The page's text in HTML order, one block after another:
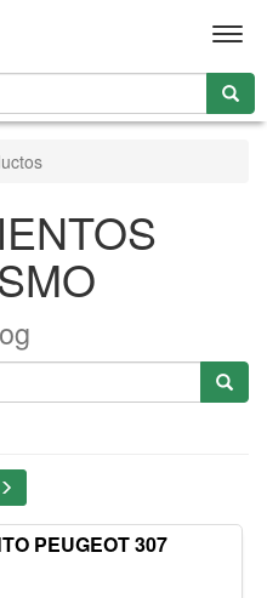
PEUGEOT 307